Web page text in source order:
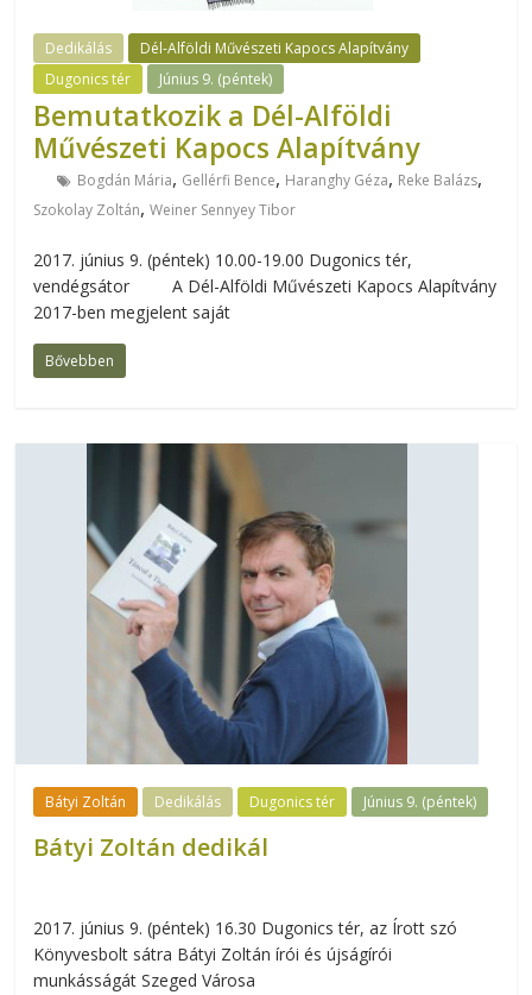
Dedikálás
Dél-Alföldi Művészeti Kapocs Alapítvány
Dugonics tér
Június 9. (péntek)
Bemutatkozik a Dél-Alföldi
Művészeti Kapocs Alapítvány
Bogdán Mária, Gellérfi Bence, Haranghy Géza, Reke Balázs,
Szokolay Zoltán,Weiner Sennyey Tibor
2017. június 9. (péntek) 10.00-19.00 Dugonics tér,
vendégsátor A Dél-Alföldi Művészeti Kapocs Alapítvány
2017-ben megjelent saját
Bővebben
Bátyi Zoltán Dedikálás Dugonics tér Június 9. (péntek)
Bátyi Zoltán dedikál
2017. június 9. (péntek) 16.30 Dugonics tér, az Írott szó
Könyvesbolt sátra Bátyi Zoltán írói és újságírói
munkásságát Szeged Városa